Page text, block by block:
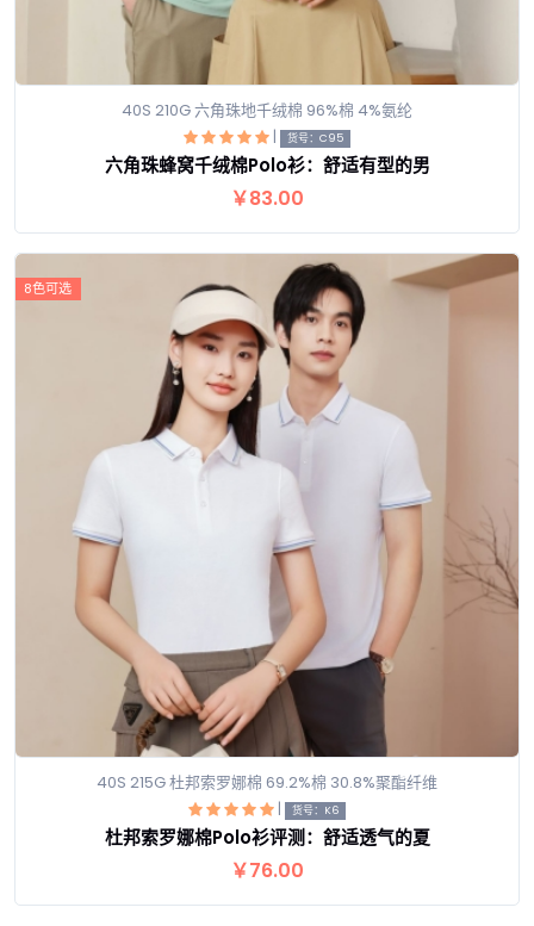
查看详情
40S 210G 六角珠地千绒棉 96%棉 4%氨纶
| 货号：C95
六角珠蜂窝千绒棉Polo衫：舒适有型的男
￥83.00
8色可选
查看详情
40S 215G 杜邦索罗娜棉 69.2%棉 30.8%聚酯纤维
| 货号：K6
杜邦索罗娜棉Polo衫评测：舒适透气的夏
￥76.00